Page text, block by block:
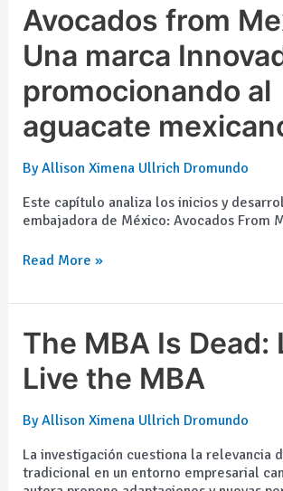
Avocados from
Una marca
promocionando al
aguacate
ByAllison Ximena Ullrich Dromundo
Este capítulo analiza los inicios y
embajadora de México: Avocados From
Avocados
from
Mexico.
Una
marca
Innovadora
promocionando
al
mexicano
Read More »
The MBA Is Dead:
Live the MBA
ByAllison Ximena Ullrich Dromundo
La investigación cuestiona la relevancia
tradicional en un entorno empresarial
The
MBA
Is
Dead:
Live
MBA